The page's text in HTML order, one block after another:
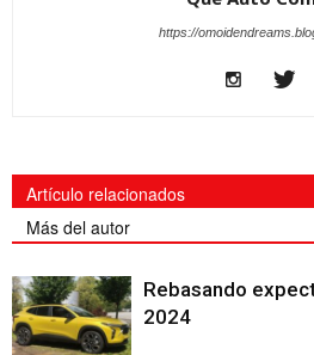
https://
Artículo relacionados
Más del autor
Rebasando
2024